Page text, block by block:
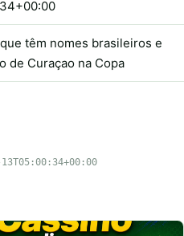
têm nomes brasileiros e
de Curaçao na Copa